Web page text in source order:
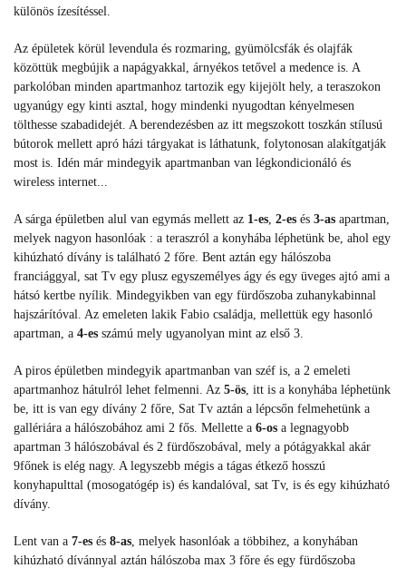
különös ízesítéssel.
Az épületek körül levendula és rozmaring, gyümölcsfák és olajfák
közöttük megbújik a napágyakkal, árnyékos tetővel a medence is. A
parkolóban minden apartmanhoz tartozik egy kijejölt hely, a teraszokon
ugyanúgy egy kinti asztal, hogy mindenki nyugodtan kényelmesen
tölthesse szabadidejét. A berendezésben az itt megszokott toszkán stílusú
bútorok mellett apró házi tárgyakat is láthatunk, folytonosan alakítgatják
most is. Idén már mindegyik apartmanban van légkondicionáló és
wireless internet...
A sárga épületben alul van egymás mellett az 1-es 2-es és 3-as apartman,
melyek nagyon hasonlóak : a teraszról a konyhába léphetünk be, ahol egy
kihúzható dívány is található 2 főre. Bent aztán egy hálószoba
franciággyal, sat Tv egy plusz egyszemélyes ágy és egy üveges ajtó ami a
hátsó kertbe nyílik. Mindegyikben van egy fürdőszoba zuhanykabinnal
hajszárítóval. Az emeleten lakik Fabio családja, mellettük egy hasonló
apartman, a 4-es számú mely ugyanolyan mint az első 3.
A piros épületben mindegyik apartmanban van széf is, a 2 emeleti
apartmanhoz hátulról lehet felmenni. Az 5-ös , itt is a konyhába léphetünk
be, itt is van egy dívány 2 főre, Sat Tv aztán a lépcsőn felmehetünk a
gallériára a hálószobához ami 2 fős. Mellette a 6-os a legnagyobb
apartman 3 hálószobával és 2 fürdőszobával, mely a pótágyakkal akár
9főnek is elég nagy. A legyszebb mégis a tágas étkező hosszú
konyhapulttal (mosogatógép is) és kandalóval, sat Tv, is és egy kihúzható
dívány.
Lent van a 7-es és 8-as , melyek hasonlóak a többihez, a konyhában
kihúzható dívánnyal aztán hálószoba max 3 főre és egy fürdőszoba